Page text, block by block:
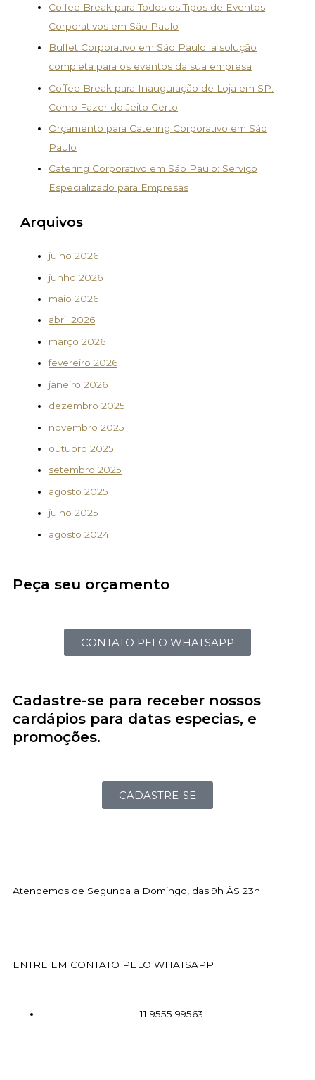
Coffee Break para Todos os Tipos de Eventos
Corporativos em São Paulo
Buffet Corporativo em São Paulo: a solução
completa para os eventos da sua empresa
Coffee Break para Inauguração de Loja em SP:
Como Fazer do Jeito Certo
Orçamento para Catering Corporativo em São
Paulo
Catering Corporativo em São Paulo: Serviço
Especializado para Empresas
Arquivos
julho 2026
junho 2026
maio 2026
abril 2026
março 2026
fevereiro 2026
janeiro 2026
dezembro 2025
novembro 2025
outubro 2025
setembro 2025
agosto 2025
julho 2025
agosto 2024
Peça seu orçamento
CONTATO PELO WHATSAPP
Cadastre-se para receber nossos
cardápios para datas especias, e
promoções.
CADASTRE-SE
Atendemos de Segunda a Domingo, das 9h ÀS 23h
ENTRE EM CONTATO PELO WHATSAPP
11 9555 99563